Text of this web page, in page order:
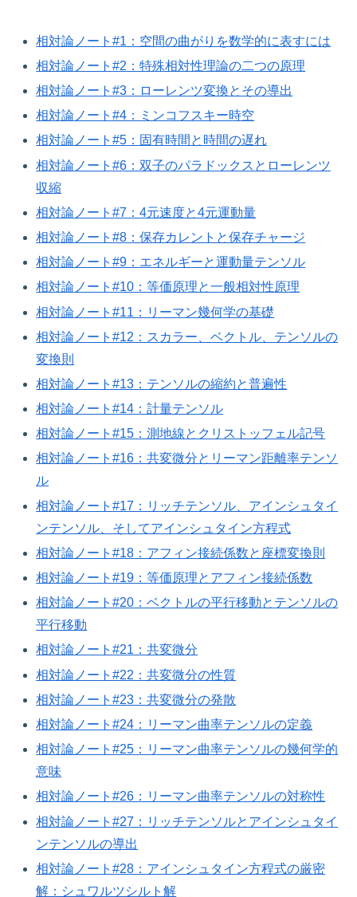
相対論ノート#1：空間の曲がりを数学的に表すには
相対論ノート#2：特殊相対性理論の二つの原理
相対論ノート#3：ローレンツ変換とその導出
相対論ノート#4：ミンコフスキー時空
相対論ノート#5：固有時間と時間の遅れ
相対論ノート#6：双子のパラドックスとローレンツ
収縮
相対論ノート#7：4元速度と4元運動量
相対論ノート#8：保存カレントと保存チャージ
相対論ノート#9：エネルギーと運動量テンソル
相対論ノート#10：等価原理と一般相対性原理
相対論ノート#11：リーマン幾何学の基礎
相対論ノート#12：スカラー、ベクトル、テンソルの
変換則
相対論ノート#13：テンソルの縮約と普遍性
相対論ノート#14：計量テンソル
相対論ノート#15：測地線とクリストッフェル記号
相対論ノート#16：共変微分とリーマン距離率テンソ
ル
相対論ノート#17：リッチテンソル、アインシュタイ
ンテンソル、そしてアインシュタイン方程式
相対論ノート#18：アフィン接続係数と座標変換則
相対論ノート#19：等価原理とアフィン接続係数
相対論ノート#20：ベクトルの平行移動とテンソルの
平行移動
相対論ノート#21：共変微分
相対論ノート#22：共変微分の性質
相対論ノート#23：共変微分の発散
相対論ノート#24：リーマン曲率テンソルの定義
相対論ノート#25：リーマン曲率テンソルの幾何学的
意味
相対論ノート#26：リーマン曲率テンソルの対称性
相対論ノート#27：リッチテンソルとアインシュタイ
ンテンソルの導出
相対論ノート#28：アインシュタイン方程式の厳密
解：シュワルツシルト解